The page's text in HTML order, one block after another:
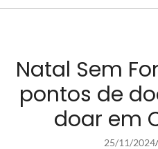
Natal Sem
pontos de
doar em
25/11/2024/